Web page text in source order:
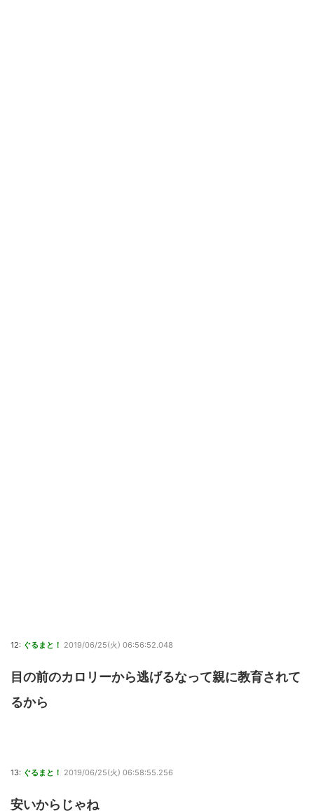
12: ぐるまと！ 2019/06/25(火) 06:56:52.048
目の前のカロリーから逃げるなって親に教育されて
るから
13: ぐるまと！ 2019/06/25(火) 06:58:55.256
安いからじゃね